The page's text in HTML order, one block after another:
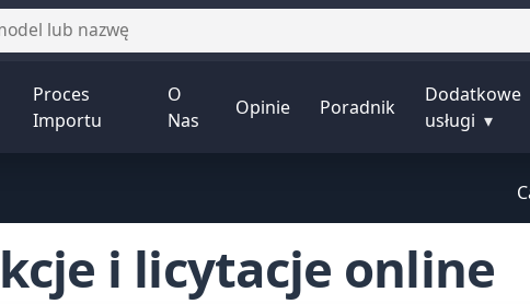
Proces
Importu
O
Nas
Opinie Poradnik
Dodatkowe
usługi ▾
i licytacje online